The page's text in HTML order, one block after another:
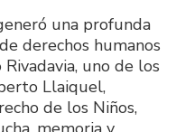
una profunda
derechos humanos
uno de los
Llaiquel,
de los Niños,